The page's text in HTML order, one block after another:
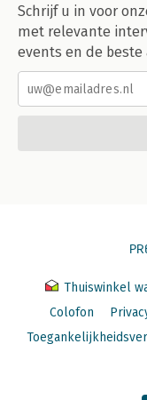
Schrijf u in voor
met relevante
events en de beste
Thuiswinkel
Colofon